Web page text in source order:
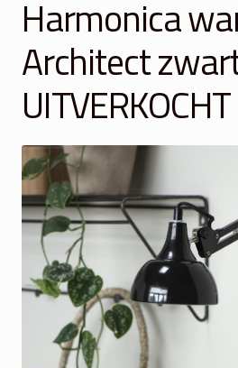
Winkelmand
Over Ons
Veelgestelde vragen
Contact
Harmonica
Architect
UITVERKOCHT